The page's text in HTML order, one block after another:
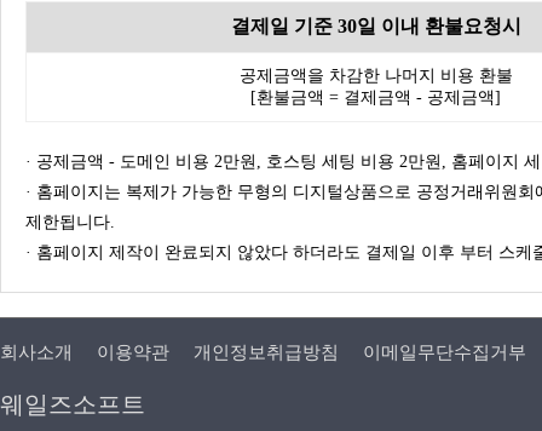
결제일 기준 30일 이내 환불요청시
공제금액을 차감한 나머지 비용 환불
[환불금액 = 결제금액 - 공제금액]
· 공제금액 - 도메인 비용 2만원, 호스팅 세팅 비용 2만원, 홈페이지
· 홈페이지는 복제가 가능한 무형의 디지털상품으로 공정거래위원
제한됩니다.
· 홈페이지 제작이 완료되지 않았다 하더라도 결제일 이후 부터 스
회사소개 이용약관 개인정보취급방침 이메일무단수집거부
웨일즈소프트